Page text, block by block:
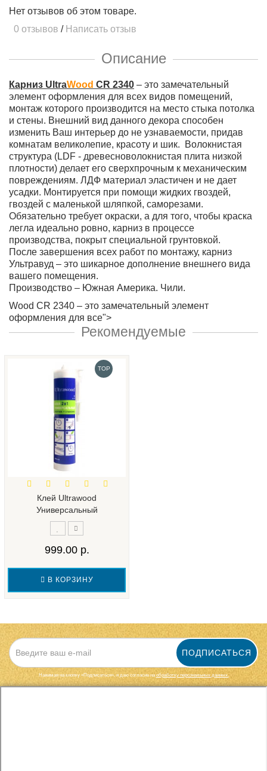
Нет отзывов об этом товаре.
0 отзывов / Написать отзыв
Описание
Карниз UltraWood CR 2340 – это замечательный
элемент оформления для всех видов помещений,
монтаж которого производится на место стыка потолка
и стены. Внешний вид данного декора способен
изменить Ваш интерьер до не узнаваемости, придав
комнатам великолепие, красоту и шик. Волокнистая
структура (LDF - древесноволокнистая плита низкой
плотности) делает его сверхпрочным к механическим
повреждениям. ЛДФ материал эластичен и не дает
усадки. Монтируется при помощи жидких гвоздей,
гвоздей с маленькой шляпкой, саморезами.
Обязательно требует окраски, а для того, чтобы краска
легла идеально ровно, карниз в процессе
производства, покрыт специальной грунтовкой.
После завершения всех работ по монтажу, карниз
Ультравуд – это шикарное дополнение внешнего вида
вашего помещения.
Производство – Южная Америка. Чили.
Wood CR 2340 – это замечательный элемент
оформления для все">
Рекомендуемые
TOP
Клей Ultrawood
Универсальный
999.00 р.
В КОРЗИНУ
ПОДПИСАТЬСЯ
Нажимая на кнопку «Подписаться», я даю cогласие на обработку персональных данных.